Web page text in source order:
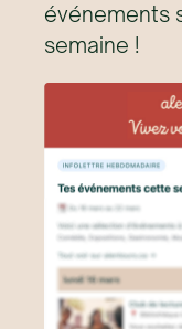
événements
semaine !